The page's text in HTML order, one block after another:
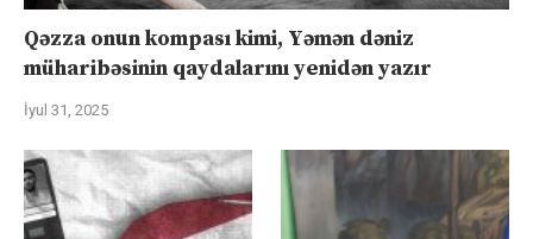
Qəzza onun kompası kimi, Yəmən dəniz
müharibəsinin qaydalarını yenidən yazır
İyul 31, 2025